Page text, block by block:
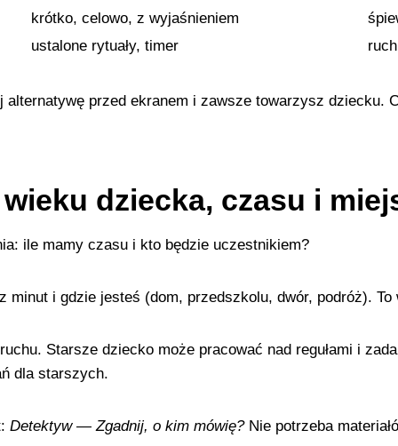
krótko, celowo, z wyjaśnieniem
ustalone rytuały, timer
przed ekranem i zawsze towarzysz dziecku.
dziecka, czasu i
ile mamy czasu i kto będzie uczestnikiem?
i gdzie jesteś (dom, przedszkolu, dwór, podróż).
Starsze dziecko może pracować nad regułami i
dla starszych.
Detektyw — Zgadnij, o kim mówię?Nie potrzeba